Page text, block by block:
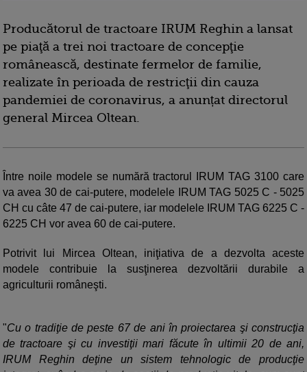
Producătorul de tractoare IRUM Reghin a lansat
pe piaţă a trei noi tractoare de concepţie
românească, destinate fermelor de familie,
realizate în perioada de restricţii din cauza
pandemiei de coronavirus, a anunțat directorul
general Mircea Oltean.
Între noile modele se numără tractorul IRUM TAG 3100 care
va avea 30 de cai-putere, modelele IRUM TAG 5025 C - 5025
CH cu câte 47 de cai-putere, iar modelele IRUM TAG 6225 C -
6225 CH vor avea 60 de cai-putere.
Potrivit lui Mircea Oltean, iniţiativa de a dezvolta aceste
modele contribuie la susţinerea dezvoltării durabile a
agriculturii româneşti.
"Cu o tradiţie de peste 67 de ani în proiectarea şi construcţia
de tractoare şi cu investiţii mari făcute în ultimii 20 de ani,
IRUM Reghin deţine un sistem tehnologic de producţie